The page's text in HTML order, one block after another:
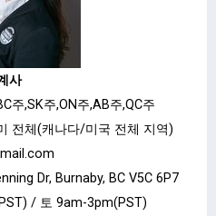
사
주,SK주,ON주,AB주,QC주
전체(캐나다/미국 전체 지역)
Dr, Burnaby, BC V5C 6P7
/ 토 9am-3pm(PST)